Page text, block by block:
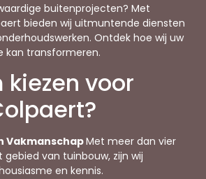
buitenprojecten? Met
bieden wij uitmuntende diensten
Ontdek hoe wij uw
kan transformeren.
voor
VakmanschapMet meer dan vier
van tuinbouw, zijn wij
en kennis.